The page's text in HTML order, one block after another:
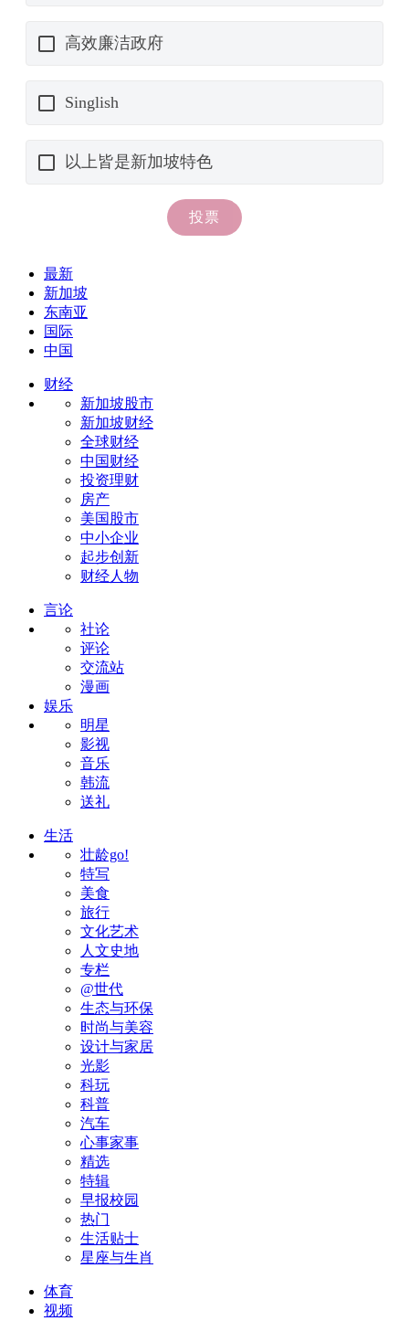
最新
新加坡
东南亚
国际
中国
财经
新加坡股市
新加坡财经
全球财经
中国财经
投资理财
房产
美国股市
中小企业
起步创新
财经人物
言论
社论
评论
交流站
漫画
娱乐
明星
影视
音乐
韩流
送礼
生活
壮龄go!
特写
美食
旅行
文化艺术
人文史地
专栏
@世代
生态与环保
时尚与美容
设计与家居
光影
科玩
科普
汽车
心事家事
精选
特辑
早报校园
热门
生活贴士
星座与生肖
体育
视频